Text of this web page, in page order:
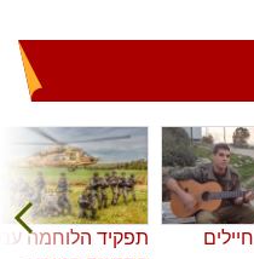
YouTube חיילים
תפקיד הלוחמה